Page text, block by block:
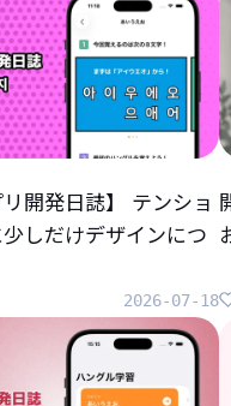
リ開発日誌】 テンショ
しだけデザインにつ
2026-07-18